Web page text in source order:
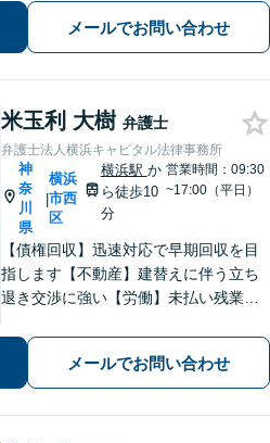
まい困惑している」などご相談くださ
い！【分割払いOK】【初回面談60分無
料】【休日・夜間面談可】
メールでお問い合わせ
米玉利 大樹 弁護士
弁護士法人横浜キャピタル法律事務所
神
奈
川
県
|
横浜
市西
区
横浜駅 か
ら徒歩10
分
営業時間：09:30
~17:00（平日）
【債権回収】迅速対応で早期回収を目
指します【不動産】建替えに伴う立ち
退き交渉に強い【労働】未払い残業代
業代・100万円以上の債権回収に注力。
Web面談も可能ですのでまずはご相談
ください。
メールでお問い合わせ